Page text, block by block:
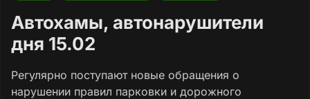
Автохамы, автонарушители
дня 15.02
Регулярно поступают новые обращения о
нарушении правил парковки и дорожного